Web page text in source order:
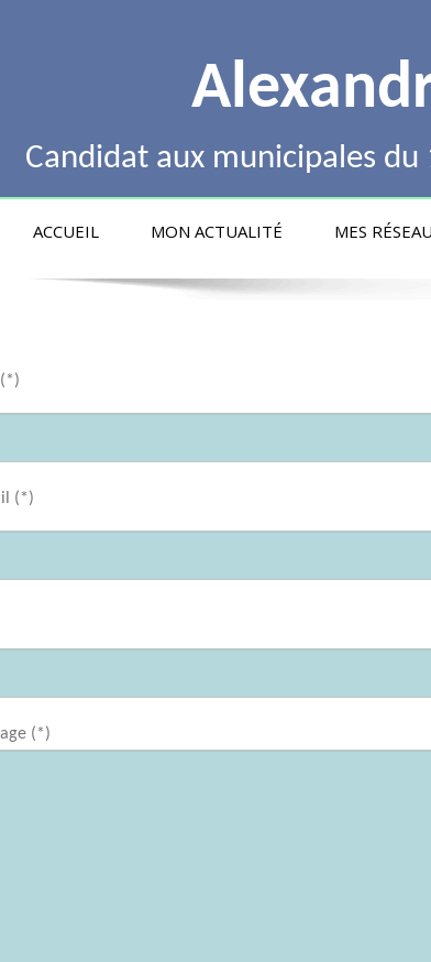
Candidat aux municipales
ACCUEIL MON ACTUALITÉ MES
(*)
(*)